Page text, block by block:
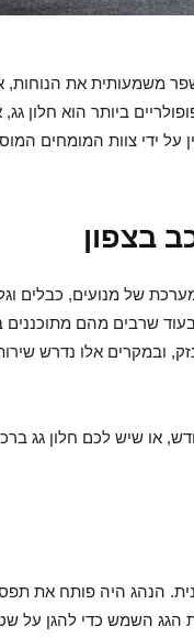
משמעותית את הנוחות,
ביותר הוא חלון
על ידי צוות המומחים
בצפון
של מנועים, כבלים
שרבים מהם מתוכננים
ובמקרים אלו נדרש
או שיש לכם חלון גג
הנהג היה פותח את תפס
את הגג השמש כדי להגן על